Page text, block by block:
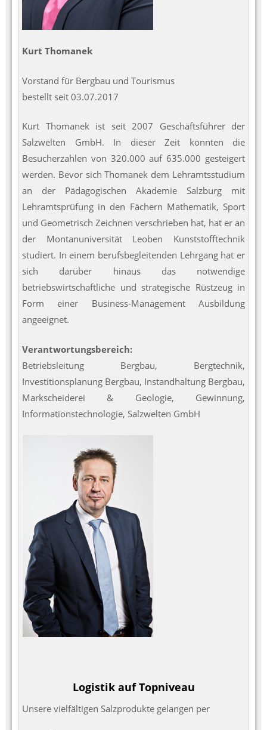
Kurt Thomanek
Vorstand für Bergbau und Tourismus
bestellt seit 03.07.2017
Kurt Thomanek ist seit 2007 Geschäftsführer der
Salzwelten GmbH. In dieser Zeit konnten die
Besucherzahlen von 320.000 auf 635.000 gesteigert
werden. Bevor sich Thomanek dem Lehramtsstudium
an der Pädagogischen Akademie Salzburg mit
Lehramtsprüfung in den Fächern Mathematik, Sport
und Geometrisch Zeichnen verschrieben hat, hat er an
der Montanuniversität Leoben Kunststofftechnik
studiert. In einem berufsbegleitenden Lehrgang hat er
sich darüber hinaus das notwendige
betriebswirtschaftliche und strategische Rüstzeug in
Form einer Business-Management Ausbildung
angeeignet.
Verantwortungsbereich:
Betriebsleitung Bergbau, Bergtechnik,
Investitionsplanung Bergbau, Instandhaltung Bergbau,
Markscheiderei & Geologie, Gewinnung,
Informationstechnologie, Salzwelten GmbH
Logistik auf Topniveau
Unsere vielfältigen Salzprodukte gelangen per